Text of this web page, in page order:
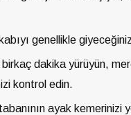
genellikle
dakika yürüyün,
kontrol edin.
ayak